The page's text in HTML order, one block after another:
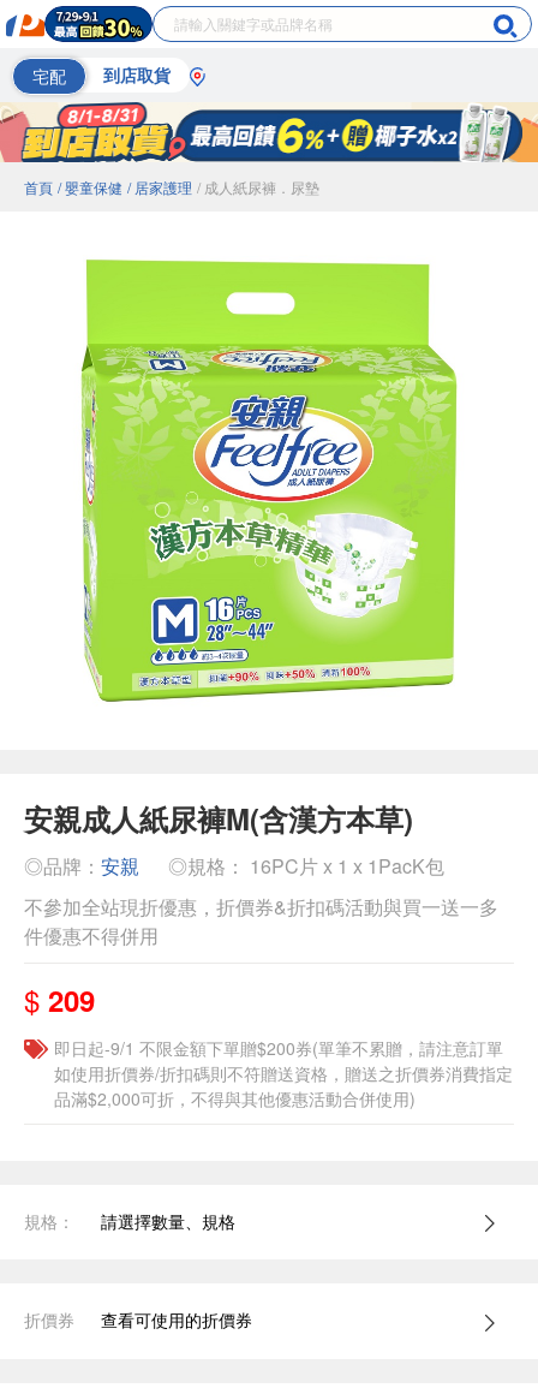
宅配 到店取貨
首頁 / 嬰童保健 / 居家護理 / 成人紙尿褲．尿墊
安親成人紙尿褲M(含漢方本草)
◎品牌： 安親
◎規格： 16PC片 x 1 x 1PacK包
不參加全站現折優惠，折價券&折扣碼活動與買一送一多
件優惠不得併用
$ 209
即日起-9/1 不限金額下單贈$200券(單筆不累贈，請注意訂單
如使用折價券/折扣碼則不符贈送資格，贈送之折價券消費指定
品滿$2,000可折，不得與其他優惠活動合併使用)
規格： 請選擇數量、規格
折價券 查看可使用的折價券